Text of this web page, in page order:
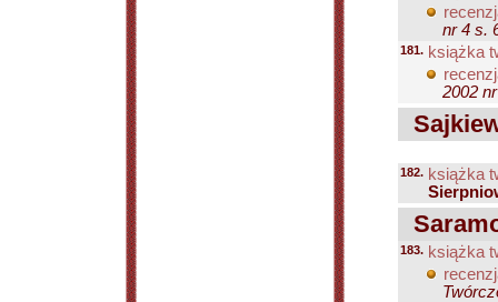
nr 4 s.
181. książka
2002
182. książka
183. książka